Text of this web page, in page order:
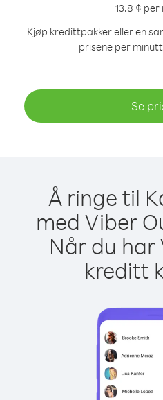
13.8 ¢
Kjøp kredittpakker eller en
prisene per
Se
Å ringe til
med Viber
Når du har
kreditt